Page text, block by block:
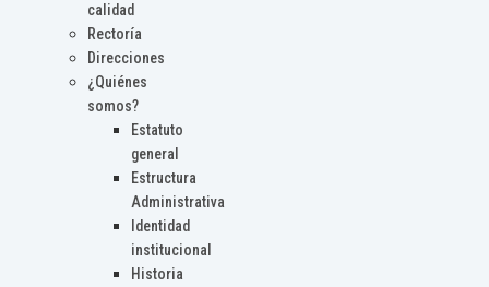
calidad
Rectoría
Direcciones
¿Quiénes
somos?
Estatuto
general
Estructura
Administrativa
Identidad
institucional
Historia